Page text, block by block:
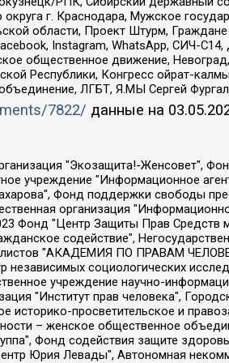
г. Краснодара, Мужское
области, Проект Штурм,
Instagram, WhatsApp, СИЧ-
общественное движение,
Республики, Конгресс ойрат-
ЛГБТ, Я.МЫ Сергей Фургал
7822/ данные на
инициатива", Общество с ограниченной ответственностью "Радио Свободная Европа/Радио Свобода", Чешское информационное агентство "MEDIUM-ORIENT", Красноярская региональная общественная организация "Мы против СПИДа", Камалягин Денис Николаевич, Маркелов Сергей Евгеньевич, Пономарев Лев Александрович, Савицкая Людмила Алексеевна, Автономная некоммерческая организация "Центр по работе с проблемой насилия "НАСИЛИЮ.НЕТ", Межрегиональный профессиональный союз работников здравоохранения "Альянс врачей", Юридическое лицо, зарегистрированное в Латвийской Республике, SIA "Medusa Project" (регистрационный номер 40103797863, дата регистрации 10.06.2014), Некоммерческая организация "Фонд по борьбе с коррупцией", Автономная некоммерческая организация "Институт права и публичной политики", Баданин Роман Сергеевич, Гликин Максим Александрович, Железнова Мария Михайловна, Лукьянова Юлия Сергеевна, Маетная Елизавета Витальевна, Маняхин Петр Борисович, Чуракова Ольга Владимировна, Ярош Юлия Петровна, Юридическое лицо "The Insider SIA", зарегистрированное в Риге, Латвийская Республика (дата регистрации 26.06.2015), являющееся администратором доменного имени интернет-издания "The Insider SIA", https://theins.ru, Постернак Алексей Евгеньевич, Рубин Михаил Аркадьевич, Анин Роман Александрович, Юридическое лицо Istories fonds, зарегистрированное в Латвийской Республике (регистрационный номер 50008295751, дата регистрации 24.02.2020), Великовский Дмитрий Александрович, Долинина Ирина Николаевна, Мароховская Алеся Алексеевна, Шлейнов Роман Юрьевич, Шмагун Олеся Валентиновна, Общество с ограниченной ответственностью "Альтаир 2021", Общество с ограниченной ответственностью "Вега 2021", Общество с ограниченной ответственностью "Главный редактор 2021", Общество с ограниченной ответственностью "Ромашки монолит", Важенков Артем Валерьевич, Ивановская областная общественная организация "Центр гендерных исследований", Гурман Юрий Альбертович, Медиапроект "ОВД-Инфо", Егоров Владимир Владимирович, Жилинский Владимир Александрович, Общество с ограниченной ответственностью "ЗП", Иванова София Юрьевна, Карезина Инна Павловна, Кильтау Екатерина Викторовна, Петров Алексей Викторович, Пискунов Сергей